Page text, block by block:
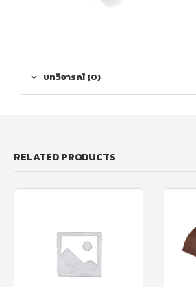
บทวิจารณ์ (0)
RELATED PRODUCTS